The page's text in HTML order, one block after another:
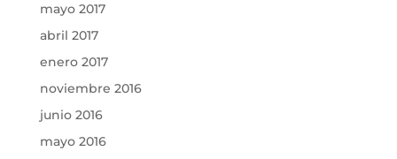
mayo 2017
abril 2017
enero 2017
noviembre 2016
junio 2016
mayo 2016